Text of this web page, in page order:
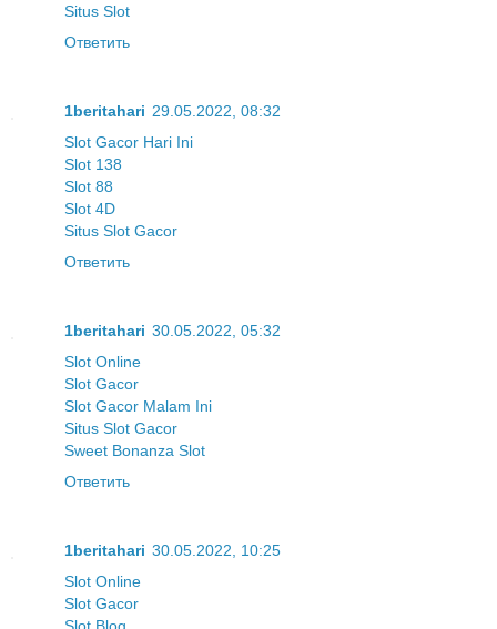
Situs Slot
Ответить
1beritahari 29.05.2022, 08:32
Slot Gacor Hari Ini
Slot 138
Slot 88
Slot 4D
Situs Slot Gacor
Ответить
1beritahari 30.05.2022, 05:32
Slot Online
Slot Gacor
Slot Gacor Malam Ini
Situs Slot Gacor
Sweet Bonanza Slot
Ответить
1beritahari 30.05.2022, 10:25
Slot Online
Slot Gacor
Slot Blog